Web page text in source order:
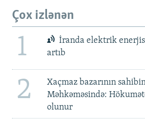
Çox izlənən
1
İranda elektrik
artıb
2
Xaçmaz bazarının
Məhkəməsində:
olunur